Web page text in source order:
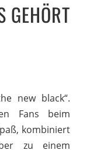
GEHÖRT
new black“.
Fans beim
kombiniert
zu einem